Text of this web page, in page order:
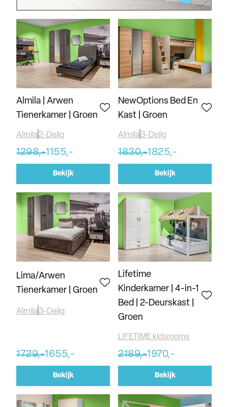
Almila | Arwen
Tienerkamer | Groen
Almila2-Delig
1298,-1155,-
Bekijk
NewOptions Bed En
Kast | Groen
Almila 3-Delig
1830,-1825,-
Bekijk
Lima/Arwen
Tienerkamer | Groen
Almila 3-Delig
1729,-1655,-
Bekijk
Lifetime
Kinderkamer | 4-in-1
Bed | 2-Deurskast |
Groen
LIFETIME kidsrooms
2189,-1970,-
Bekijk